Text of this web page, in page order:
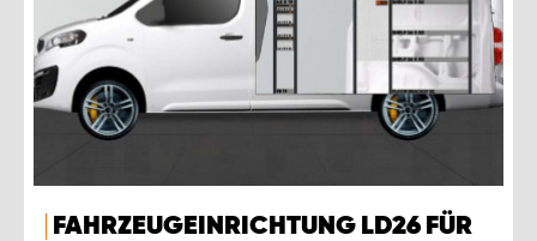
FAHRZEUGEINRICHTUNG LD26 FÜR